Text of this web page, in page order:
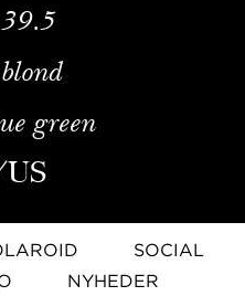
39.5
blond
green
US
SOCIAL
NYHEDER